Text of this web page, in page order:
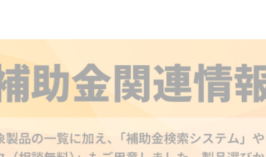
ピックアップ製品
ションサイト